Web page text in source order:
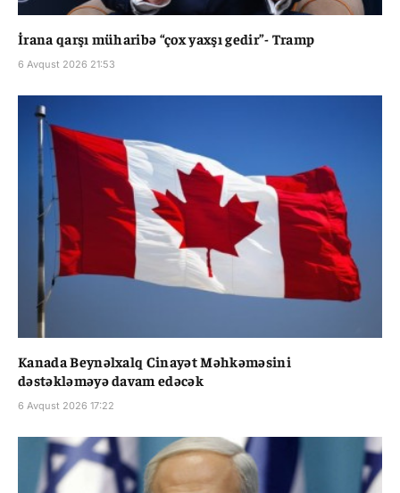
İrana qarşı müharibə “çox yaxşı gedir”- Tramp
6 Avqust 2026 21:53
Kanada Beynəlxalq Cinayət Məhkəməsini
dəstəkləməyə davam edəcək
6 Avqust 2026 17:22